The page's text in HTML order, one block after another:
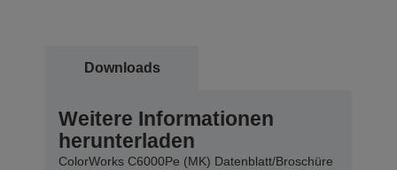
Downloads
Weitere Informationen
herunterladen
ColorWorks C6000Pe (MK) Datenblatt/Broschüre